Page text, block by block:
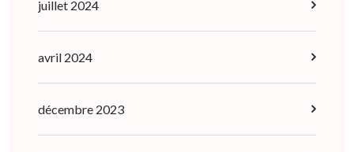
juillet 2024
avril 2024
décembre 2023